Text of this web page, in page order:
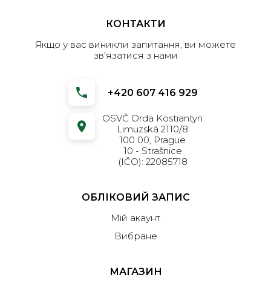
КОНТАКТИ
Якщо у вас виникли запитання, ви можете
зв'язатися з нами
+420 607 416 929
OSVČ Orda Kostiantyn
Limuzská 2110/8
100 00, Prague
10 - Strašnice
(IČO): 22085718
ОБЛІКОВИЙ ЗАПИС
Мій акаунт
Вибране
МАГАЗИН